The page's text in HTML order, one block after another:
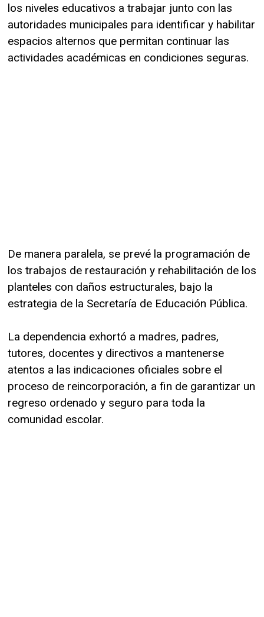
los niveles educativos a trabajar junto con las
autoridades municipales para identificar y habilitar
espacios alternos que permitan continuar las
actividades académicas en condiciones seguras.
De manera paralela, se prevé la programación de
los trabajos de restauración y rehabilitación de los
planteles con daños estructurales, bajo la
estrategia de la Secretaría de Educación Pública.
La dependencia exhortó a madres, padres,
tutores, docentes y directivos a mantenerse
atentos a las indicaciones oficiales sobre el
proceso de reincorporación, a fin de garantizar un
regreso ordenado y seguro para toda la
comunidad escolar.